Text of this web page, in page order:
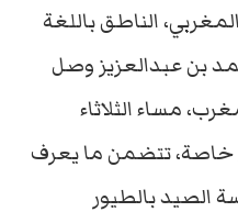
الناطق باللغة
بن عبدالعزيز وصل
مساء الثلاثاء
خاصة، تتضمن ما يعرف
الصيد بالطيور